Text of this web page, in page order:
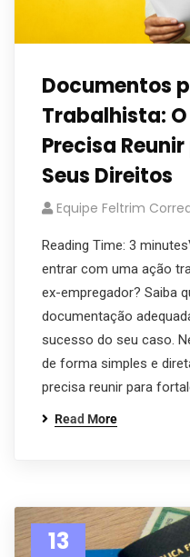
Documentos
Trabalhista:
Precisa
Seus Direitos
Equipe Feltrim
Reading Time: 3
entrar com uma ação
ex-empregador? Saiba
documentação
sucesso do seu caso.
de forma simples e
precisa reunir para
Read More
13